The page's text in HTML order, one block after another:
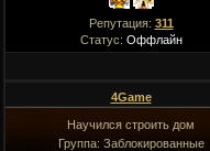
Репутация: 311
Статус: Оффлайн
4Game
Научился строить дом
Группа: Заблокированные